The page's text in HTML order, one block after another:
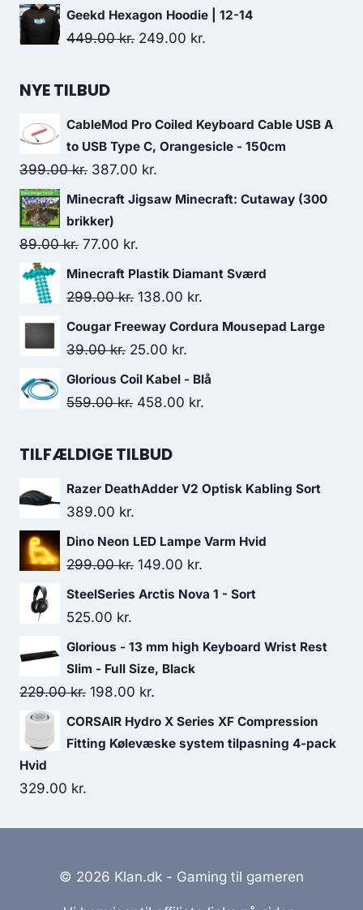
price
was:
price
is:
Geekd Hexagon Hoodie | 12-14
449.00kr. Original
249.00 kr.
NYE TILBUD
CableMod Pro Coiled Keyboard Cable USB A
to USB Type C, Orangesicle - 150cm
399.00kr. Original
price
was:
399.00 kr..
387.00 kr.
price
Minecraft Jigsaw Minecraft: Cutaway (300
brikker)
89.00kr. Original
price
was:
77.00 kr.
price
is:
Minecraft Plastik Diamant Sværd
299.00kr. Original
price
was:
299.00 kr..
138.00 kr.
price
138.00 kr..
Cougar Freeway Cordura Mousepad Large
39.00kr. Original
price
was:
25.00 kr.
price
is:
Glorious Coil Kabel - Blå
559.00kr. Original
was:
458.00 kr.
TILFÆLDIGE TILBUD
Razer DeathAdder V2 Optisk Kabling Sort
389.00 kr.
Dino Neon LED Lampe Varm Hvid
299.00kr. Original
price
149.00 kr.
price
SteelSeries Arctis Nova 1 - Sort
525.00 kr.
Glorious - 13 mm high Keyboard Wrist Rest
Slim - Full Size, Black
229.00kr. Original
price
was:
198.00 kr.
price
is:
CORSAIR Hydro X Series XF Compression
Fitting Kølevæske system tilpasning 4-pack
Hvid
329.00 kr.
© 2026 Klan.dk - Gaming til gameren